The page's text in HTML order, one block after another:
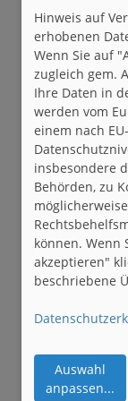
Hinweis auf
erhobenen
Wenn Sie auf
zugleich gem.
Ihre Daten in
werden vom
einem nach
insbesondere
Behörden, zu
können. Wenn
akzeptieren"
beschriebene
Auswahl
anpassen...